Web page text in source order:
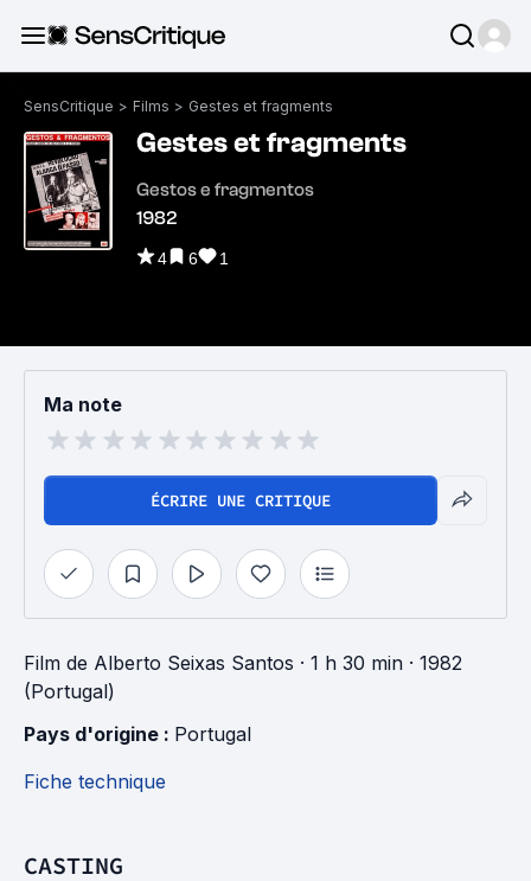
SensCritique > Films > Gestes et fragments
Gestes et fragments
Gestos e fragmentos
1982
4 6 1
Ma note
ÉCRIRE UNE CRITIQUE
Film de Alberto Seixas Santos · 1 h 30 min · 1982
(Portugal)
Pays d'origine : Portugal
Fiche technique
CASTING